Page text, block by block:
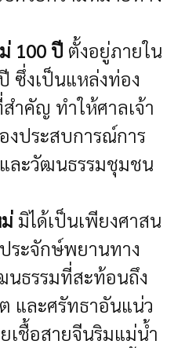
100 ปี ตั้งอยู่ภายใน
ซึ่งเป็นแหล่งท่อง
ำคัญ ทำให้ศาลเจ้า
งประสบการณ์การ
ละวัฒนธรรมชุมชน
มิได้เป็นเพียงศาสน
ระจักษ์พยานทาง
นธรรมที่สะท้อนถึง
และศรัทธาอันแน่ว
เชื้อสายจีนริมแม่น้ำ